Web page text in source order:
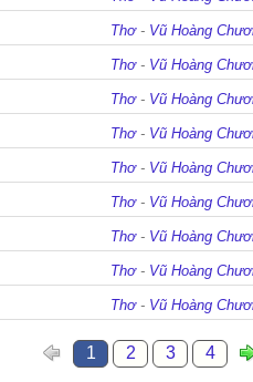
Thơ- Vũ Hoàng
Thơ- Vũ Hoàng
Thơ- Vũ Hoàng
Thơ- Vũ Hoàng
Thơ- Vũ Hoàng
Thơ- Vũ Hoàng
Thơ- Vũ Hoàng
Thơ- Vũ Hoàng
Thơ- Vũ Hoàng
1 2 3 4